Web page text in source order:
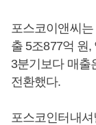
포스코이앤씨는
출 5조877억 원,
3분기보다 매출
전환했다.
포스코인터내셔